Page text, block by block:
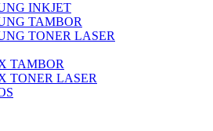
INKJET
TAMBOR
TONER LASER
TAMBOR
TONER LASER